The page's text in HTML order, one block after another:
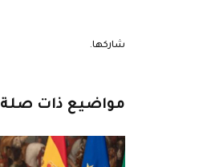
شاركها.
مواضيع ذات صلة